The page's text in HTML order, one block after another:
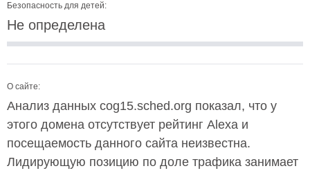
Безопасность для детей:
Не определена
О сайте:
Анализ данных cog15.sched.org показал, что у
этого домена отсутствует рейтинг Alexa и
посещаемость данного сайта неизвестна.
Лидирующую позицию по доле трафика занимает